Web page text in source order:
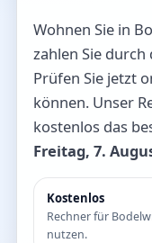
Wohnen Sie in
zahlen Sie durch
Prüfen Sie jetzt
können. Unser
kostenlos das
Freitag, 7.
Kostenlos
Rechner für
nutzen.